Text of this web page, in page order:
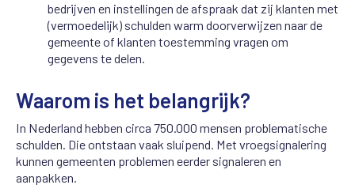
bedrijven en instellingen de afspraak dat zij klanten met
(vermoedelijk) schulden warm doorverwijzen naar de
gemeente of klanten toestemming vragen om
gegevens te delen.
Waarom is het belangrijk?
In Nederland hebben circa 750.000 mensen problematische
schulden. Die ontstaan vaak sluipend. Met vroegsignalering
kunnen gemeenten problemen eerder signaleren en
aanpakken.